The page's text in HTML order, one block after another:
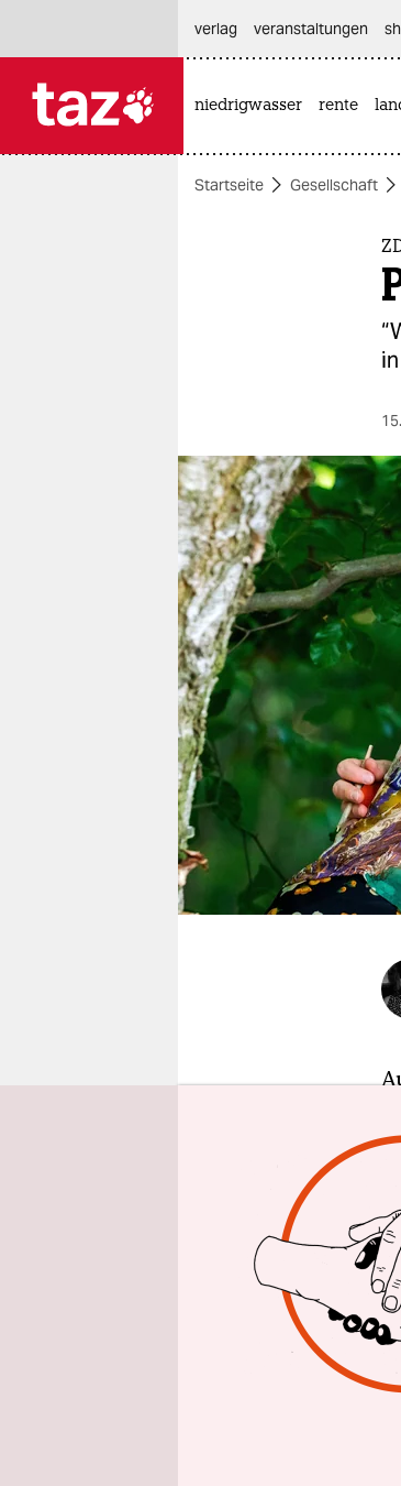
themen
berlin
nord
wahrheit
verlag
verlag
veranstaltungen
shop
fragen & hilfe
unterstützen
verlag
veranstaltungen
niedrigwasser rente
Startseite Gesellschaft